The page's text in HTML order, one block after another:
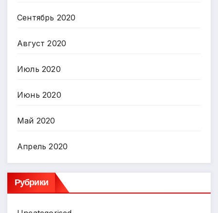
Сентябрь 2020
Август 2020
Июль 2020
Июнь 2020
Май 2020
Апрель 2020
Рубрики